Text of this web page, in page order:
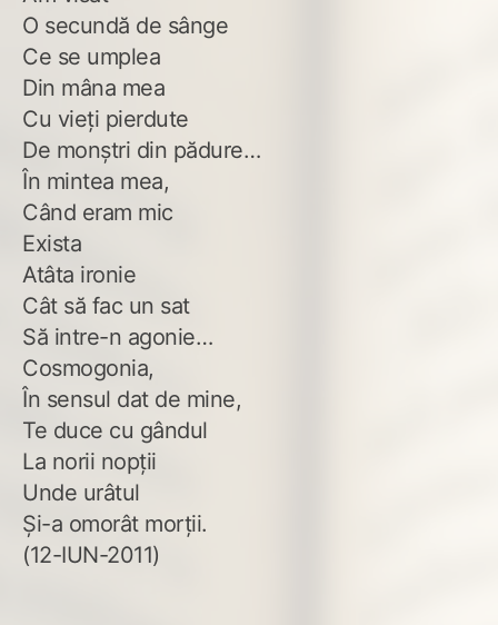
O secundă de sânge
Ce se umplea
Din mâna mea
Cu vieţi pierdute
De monştri din pădure…
În mintea mea,
Când eram mic
Exista
Atâta ironie
Cât să fac un sat
Să intre-n agonie…
Cosmogonia,
În sensul dat de mine,
Te duce cu gândul
La norii nopţii
Unde urâtul
Şi-a omorât morţii.
(12-IUN-2011)